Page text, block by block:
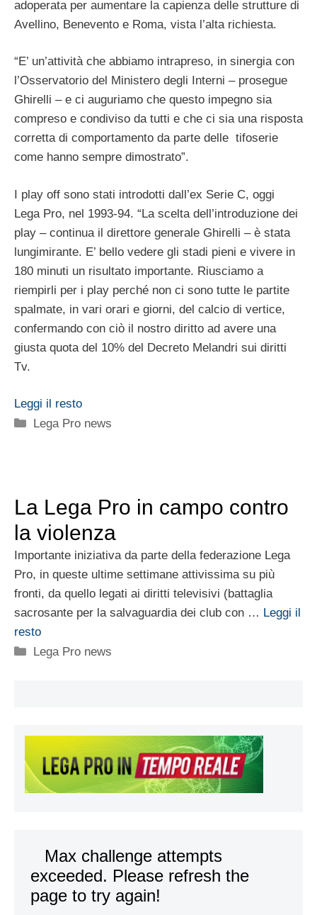
adoperata per aumentare la capienza delle strutture di
Avellino, Benevento e Roma, vista l’alta richiesta.
“E’ un’attività che abbiamo intrapreso, in sinergia con
l’Osservatorio del Ministero degli Interni – prosegue
Ghirelli – e ci auguriamo che questo impegno sia
compreso e condiviso da tutti e che ci sia una risposta
corretta di comportamento da parte delle tifoserie
come hanno sempre dimostrato”.
I play off sono stati introdotti dall’ex Serie C, oggi
Lega Pro, nel 1993-94. “La scelta dell’introduzione dei
play – continua il direttore generale Ghirelli – è stata
lungimirante. E’ bello vedere gli stadi pieni e vivere in
180 minuti un risultato importante. Riusciamo a
riempirli per i play perché non ci sono tutte le partite
spalmate, in vari orari e giorni, del calcio di vertice,
confermando con ciò il nostro diritto ad avere una
giusta quota del 10% del Decreto Melandri sui diritti
Tv.
Leggi il resto
Categorie
Lega Pro news
La Lega Pro in campo contro
la violenza
Importante iniziativa da parte della federazione Lega
Pro, in queste ultime settimane attivissima su più
fronti, da quello legati ai diritti televisivi (battaglia
sacrosante per la salvaguardia dei club con … Leggi il
resto
Categorie
Lega Pro news